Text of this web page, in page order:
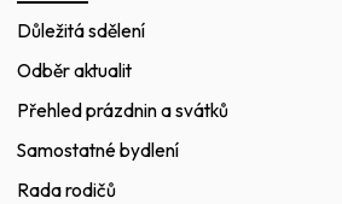
Důležitá sdělení
Odběr aktualit
Přehled prázdnin a svátků
Samostatné bydlení
Rada rodičů